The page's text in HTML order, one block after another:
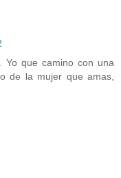
Yo que camino con una
de la mujer que amas,